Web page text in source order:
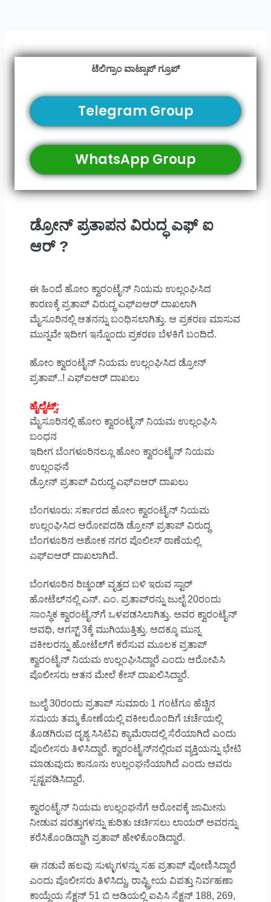
ಟೆಲಿಗ್ರಾಂ ವಾಟ್ಸಾಪ್ ಗ್ರೂಪ್
Telegram Group
WhatsApp Group
ಡ್ರೋನ್ ಪ್ರತಾಪನ ವಿರುದ್ಧ ಎಫ್ ಐ
ಆರ್ ?
ಈ ಹಿಂದೆ ಹೋಂ ಕ್ವಾರಂಟೈನ್ ನಿಯಮ ಉಲ್ಲಂಘಿಸಿದ
ಕಾರಣಕ್ಕೆ ಪ್ರತಾಪ್ ವಿರುದ್ಧ ಎಫ್‍ಐಆರ್ ದಾಖಲಾಗಿ
ಮೈಸೂರಿನಲ್ಲಿ ಆತನನ್ನು ಬಂಧಿಸಲಾಗಿತ್ತು. ಆ ಪ್ರಕರಣ ಮಾಸುವ
ಮುನ್ನವೇ ಇದೀಗ ಇನ್ನೊಂದು ಪ್ರಕರಣ ಬೆಳಕಿಗೆ ಬಂದಿದೆ.
ಹೋಂ ಕ್ವಾರಂಟೈನ್ ನಿಯಮ ಉಲ್ಲಂಘಿಸಿದ ಡ್ರೋನ್
ಪ್ರತಾಪ್..! ಎಫ್‌ಐಆರ್ ದಾಖಲು
ಹೈಲೈಟ್ಸ್‌:
ಮೈಸೂರಿನಲ್ಲಿ ಹೋಂ ಕ್ವಾರಂಟೈನ್ ನಿಯಮ ಉಲ್ಲಂಘಿಸಿ
ಬಂಧನ
ಇದೀಗ ಬೆಂಗಳೂರಿನಲ್ಲೂ ಹೋಂ ಕ್ವಾರಂಟೈನ್ ನಿಯಮ
ಉಲ್ಲಂಘನೆ
ಡ್ರೋನ್ ಪ್ರತಾಪ್ ವಿರುದ್ಧ ಎಫ್‌ಐಆರ್ ದಾಖಲು
ಬೆಂಗಳೂರು: ಸರ್ಕಾರದ ಹೋಂ ಕ್ವಾರಂಟೈನ್ ನಿಯಮ
ಉಲ್ಲಂಘಿಸಿದ ಆರೋಪದಡಿ ಡ್ರೋನ್ ಪ್ರತಾಪ್ ವಿರುದ್ಧ
ಬೆಂಗಳೂರಿನ ಅಶೋಕ ನಗರ ಪೊಲೀಸ್‌ ಠಾಣೆಯಲ್ಲಿ
ಎಫ್‍ಐಆರ್ ದಾಖಲಾಗಿದೆ.
ಬೆಂಗಳೂರಿನ ರಿಚ್ಮಂಡ್ ವೃತ್ತದ ಬಳಿ ಇರುವ ಸ್ಟಾರ್‌
ಹೋಟೆಲ್‌ನಲ್ಲಿ ಎನ್. ಎಂ. ಪ್ರತಾಪ್‍ರನ್ನು ಜುಲೈ 20ರಂದು
ಸಾಂಸ್ಥಿಕ ಕ್ವಾರಂಟೈನ್‌ಗೆ ಒಳಪಡಸಿಲಾಗಿತ್ತು. ಅವರ ಕ್ವಾರಂಟೈನ್
ಅವಧಿ, ಆಗಸ್ಟ್‌ 3ಕ್ಕೆ ಮುಗಿಯುತ್ತಿತ್ತು. ಅದಕ್ಕೂ ಮುನ್ನ
ವಕೀಲರನ್ನು ಹೋಟೆಲ್‍ಗೆ ಕರೆಸುವ ಮೂಲಕ ಪ್ರತಾಪ್‌
ಕ್ವಾರಂಟೈನ್ ನಿಯಮ ಉಲ್ಲಂಘಿಸಿದ್ದಾರೆ ಎಂದು ಆರೋಪಿಸಿ
ಪೊಲೀಸರು ಆತನ ಮೇಲೆ ಕೇಸ್‌ ದಾಖಲಿಸಿದ್ದಾರೆ.
ಜುಲೈ 30ರಂದು ಪ್ರತಾಪ್‌ ಸುಮಾರು 1 ಗಂಟೆಗೂ ಹೆಚ್ಚಿನ
ಸಮಯ ತಮ್ಮ ಕೋಣೆಯಲ್ಲಿ ವಕೀಲರೊಂದಿಗೆ ಚರ್ಚೆಯಲ್ಲಿ
ತೊಡಗಿರುವ ದೃಶ್ಯ ಸಿಸಿಟಿವಿ ಕ್ಯಾಮೆರಾದಲ್ಲಿ ಸೆರೆಯಾಗಿದೆ ಎಂದು
ಪೊಲೀಸರು ತಿಳಿಸಿದ್ದಾರೆ. ಕ್ವಾರಂಟೈನ್‌ನಲ್ಲಿರುವ ವ್ಯಕ್ತಿಯನ್ನು ಭೇಟಿ
ಮಾಡುವುದು ಕಾನೂನು ಉಲ್ಲಂಘನೆಯಾಗಿದೆ ಎಂದು ಅವರು
ಸ್ಪಷ್ಟಪಡಿಸಿದ್ದಾರೆ.
ಕ್ವಾರಂಟೈನ್ ನಿಯಮ ಉಲ್ಲಂಘನೆಗೆ ಆರೋಪಕ್ಕೆ ಜಾಮೀನು
ನೀಡುವ ಷರತ್ತುಗಳನ್ನು ಕುರಿತು ಚರ್ಚಿಸಲು ಲಾಯರ್‌ ಅವರನ್ನು
ಕರೆಸಿಕೊಂಡಿದ್ದಾಗಿ ಪ್ರತಾಪ್ ಹೇಳಿಕೊಂಡಿದ್ದಾರೆ.
ಈ ನಡುವೆ ಹಲವು ಸುಳ್ಳುಗಳನ್ನು ಸಹ ಪ್ರತಾಪ್ ಪೋಣಿಸಿದ್ದಾರೆ
ಎಂದು ಪೊಲೀಸರು ತಿಳಿಸಿದ್ದು, ರಾಷ್ಟ್ರೀಯ ವಿಪತ್ತು ನಿರ್ವಹಣಾ
ಕಾಯ್ದೆಯ ಸೆಕ್ಷನ್ 51 ಬಿ ಅಡಿಯಲ್ಲಿ ಐಪಿಸಿ ಸೆಕ್ಷನ್ 188, 269,